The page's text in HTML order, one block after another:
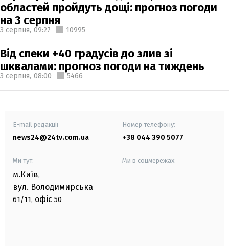
областей пройдуть дощі: прогноз погоди
на 3 серпня
3 серпня, 09:27 10995
Від спеки +40 градусів до злив зі
шквалами: прогноз погоди на тиждень
3 серпня, 08:00 5466
E-mail редакції
news24@24tv.com.ua
Номер телефону:
+38 044 390 5077
Ми тут:
м.Київ,
вул. Володимирська
61/11, офіс 50
Ми в соцмережах: